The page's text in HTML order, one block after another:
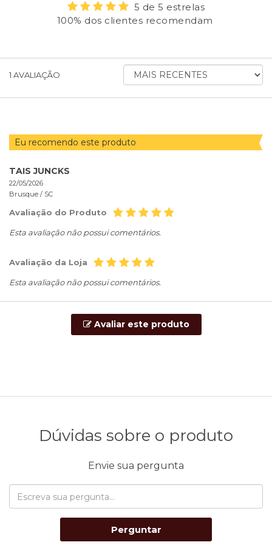
5 de 5 estrelas
100% dos clientes recomendam
1 AVALIAÇÃO
ORDENAR
AVALIAÇÕES
Eu recomendo este produto
TAIS JUNCKS
22/05/2026
Brusque / SC
Avaliação do Produto
Esta avaliação não possui comentários.
Avaliação da Loja
Esta avaliação não possui comentários.
Avaliar este produto
Dúvidas sobre o produto
Envie sua pergunta
Perguntar